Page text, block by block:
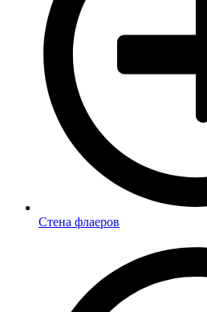
Стена флаеров